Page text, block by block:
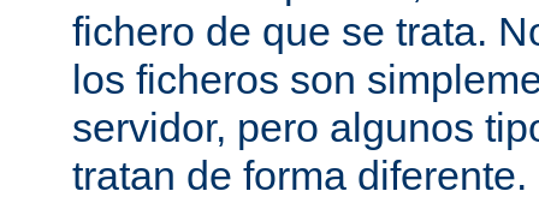
fichero de que se trata.
los ficheros son
servidor, pero algunos
tratan de forma diferente.